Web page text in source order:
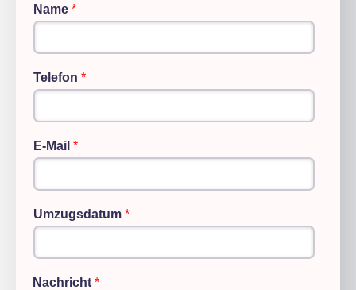
Name *
Telefon *
E-Mail *
Umzugsdatum *
Nachricht *